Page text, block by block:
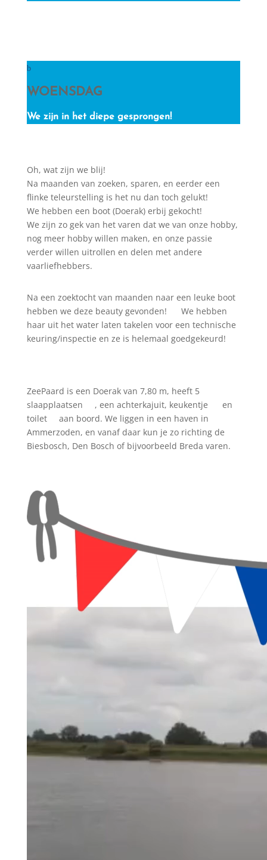
WOENSDAG
We zijn in het diepe gesprongen!
Oh, wat zijn we blij!
Na maanden van zoeken, sparen, en eerder een
flinke teleurstelling is het nu dan toch gelukt!
We hebben een boot (Doerak) erbij gekocht!
We zijn zo gek van het varen dat we van onze hobby,
nog meer hobby willen maken, en onze passie
verder willen uitrollen en delen met andere
vaarliefhebbers.
Na een zoektocht van maanden naar een leuke boot
hebben we deze beauty gevonden!
We hebben
haar uit het water laten takelen voor een technische
keuring/inspectie en ze is helemaal goedgekeurd!
ZeePaard is een Doerak van 7,80 m, heeft 5
slaapplaatsen
, een achterkajuit, keukentje
en
toilet
aan boord. We liggen in een haven in
Ammerzoden, en vanaf daar kun je zo richting de
Biesbosch, Den Bosch of bijvoorbeeld Breda varen.